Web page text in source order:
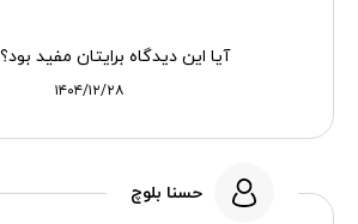
۱۴۰۴/۱۲/۲۸
آیا این دیدگاه برایتان مفید بود؟
حسنا بلوچ